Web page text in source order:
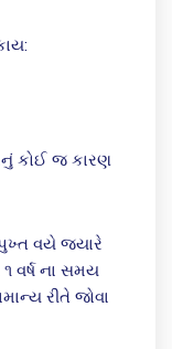
કોઈ જ કારણ
પુખ્ત વયે જયારે
વર્ષ ના સમય
રીતે જોવા